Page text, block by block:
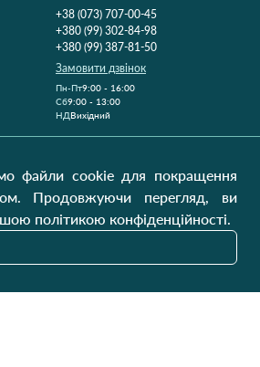
+38 (073) 707-00-45
+380 (99) 302-84-98
+380 (99) 387-81-50
Замовити дзвінок
Пн-Пт9:00 - 16:00
Cб9:00 - 13:00
НДВихідний
файли cookie для покращення
Продовжуючи перегляд, ви
політикою конфіденційності.